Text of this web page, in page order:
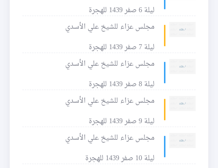
ليلة 6 صفر 1439 للهجرة
مجلس عزاء للشيخ علي الأسدي
ليلة 7 صفر 1439 للهجرة
مجلس عزاء للشيخ علي الأسدي
ليلة 8 صفر 1439 للهجرة
مجلس عزاء للشيخ علي الأسدي
ليلة 9 صفر 1439 للهجرة
مجلس عزاء للشيخ علي الأسدي
ليلة 10 صفر 1439 للهجرة